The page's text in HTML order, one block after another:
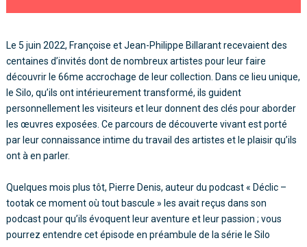
Le 5 juin 2022, Françoise et Jean-Philippe Billarant recevaient des
centaines d’invités dont de nombreux artistes pour leur faire
découvrir le 66me accrochage de leur collection. Dans ce lieu unique,
le Silo, qu’ils ont intérieurement transformé, ils guident
personnellement les visiteurs et leur donnent des clés pour aborder
les œuvres exposées. Ce parcours de découverte vivant est porté
par leur connaissance intime du travail des artistes et le plaisir qu’ils
ont à en parler.
Quelques mois plus tôt, Pierre Denis, auteur du podcast « Déclic –
tootak ce moment où tout bascule » les avait reçus dans son
podcast pour qu’ils évoquent leur aventure et leur passion ; vous
pourrez entendre cet épisode en préambule de la série le Silo